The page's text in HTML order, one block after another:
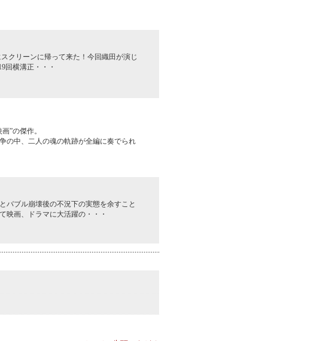
クリーンに帰って来た！今回織田が演じ
回横溝正・・・
”の傑作。
の中、二人の魂の軌跡が全編に奏でられ
バブル崩壊後の不況下の実態を余すこと
映画、ドラマに大活躍の・・・